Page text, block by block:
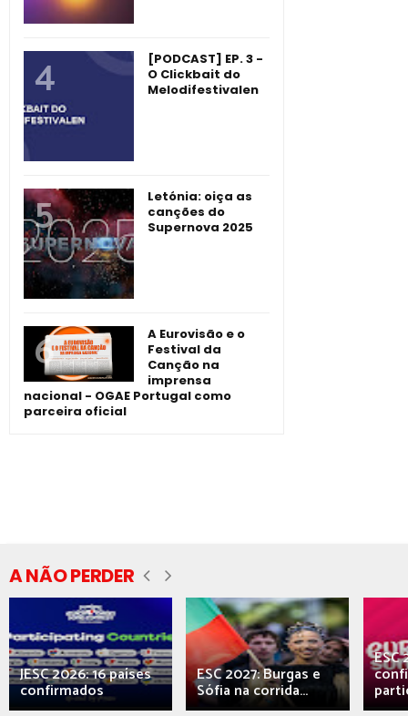
[PODCAST] EP. 3 -
O Clickbait do
Melodifestivalen
Letónia: oiça as
canções do
Supernova 2025
A Eurovisão e o
Festival da
Canção na
imprensa
nacional - OGAE Portugal como
parceira oficial
A NÃO PERDER
JESC 2026: 16 países
confirmados
ESC 2027: Burgas e
Sófia na corrida...
ESC